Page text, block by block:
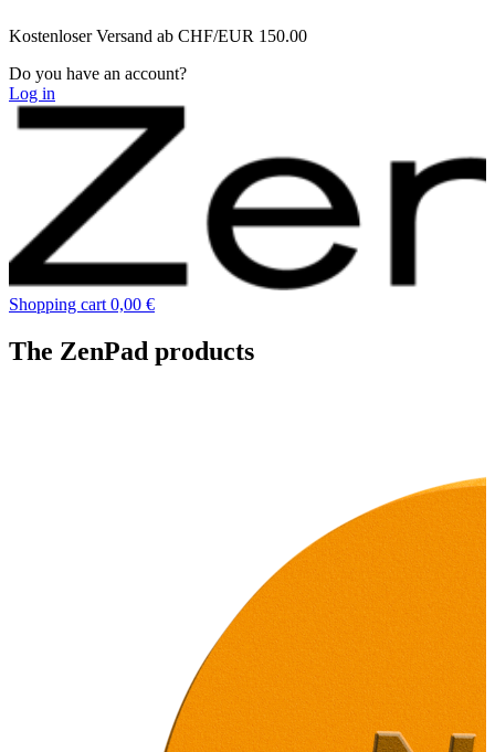
Inhalt
Kostenloser Versand ab CHF/EUR 150.00
Do you have an account?
Log in
Shopping cart 0,00 €
The ZenPad products